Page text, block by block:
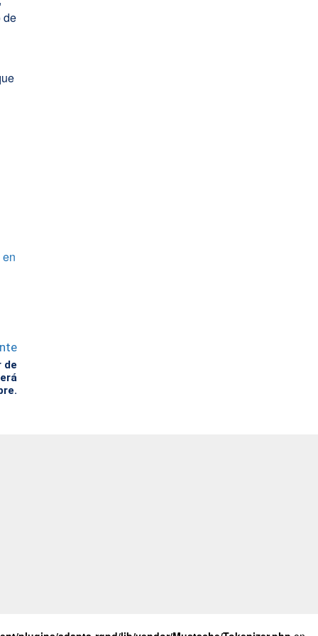
de
de